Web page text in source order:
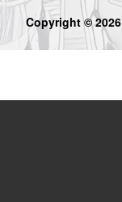
Copyright © 2026